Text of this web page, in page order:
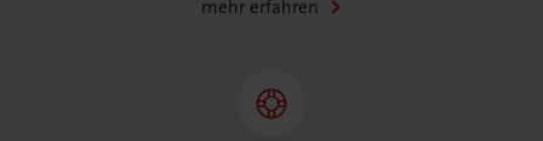
mehr erfahren